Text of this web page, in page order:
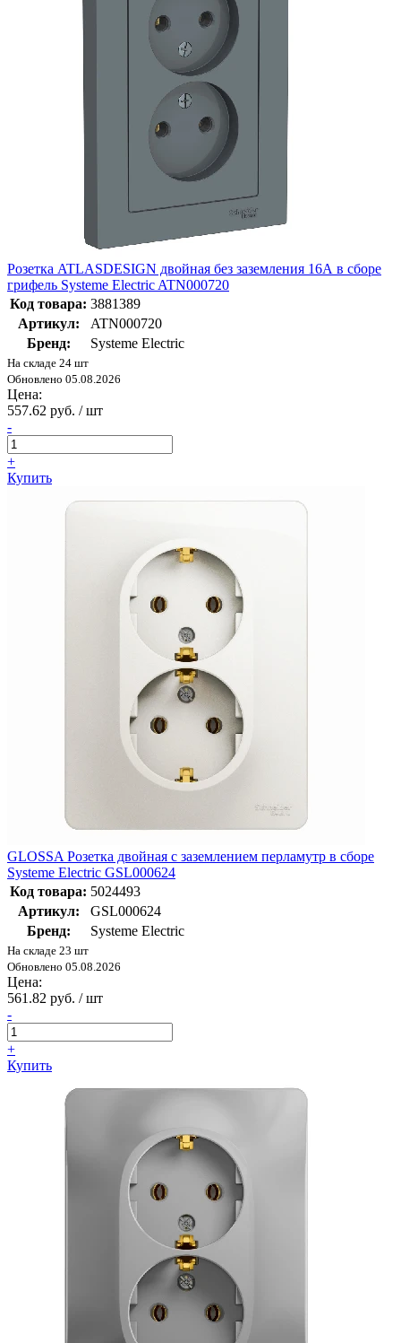
Розетка ATLASDESIGN двойная без заземления 16А в сборе
грифель Systeme Electric ATN000720
Код товара: 3881389
Артикул:
ATN000720
Бренд:
Systeme Electric
На складе 24 шт
Обновлено 05.08.2026
Цена:
557.62 руб. / шт
-
+
Купить
GLOSSA Розетка двойная с заземлением перламутр в сборе
Systeme Electric GSL000624
Код товара: 5024493
Артикул:
GSL000624
Бренд:
Systeme Electric
На складе 23 шт
Обновлено 05.08.2026
Цена:
561.82 руб. / шт
-
+
Купить